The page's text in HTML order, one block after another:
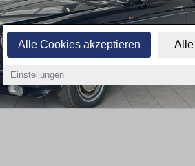
Alle Cookies akzeptieren
Einstellungen